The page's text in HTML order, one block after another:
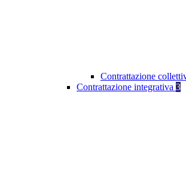
Contrattazione
Contrattazione integrativa 3